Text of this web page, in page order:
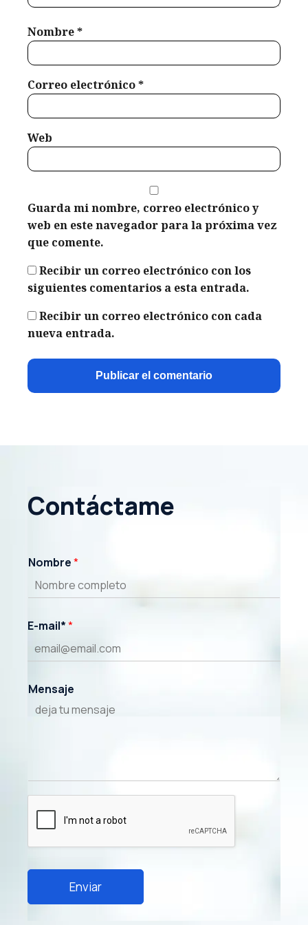
2026
controlar
en el feriado
sin estrés ni
Weldyn
febrero 8,
Nombre*
Correo electrónico*
Web
Guarda mi nombre, correo electrónico y
web en este navegador para la próxima vez
que comente.
Recibir un correo electrónico con los
siguientes comentarios a esta entrada.
Recibir un correo electrónico con cada
nueva entrada.
Contáctame
Nombre*
E-mail**
Mensaje
Enviar